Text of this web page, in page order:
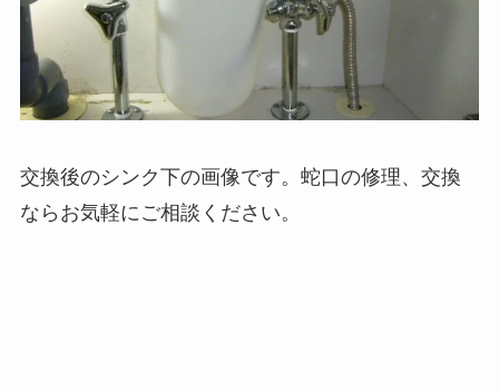
交換後のシンク下の画像です。蛇口の修理、交換
ならお気軽にご相談ください。